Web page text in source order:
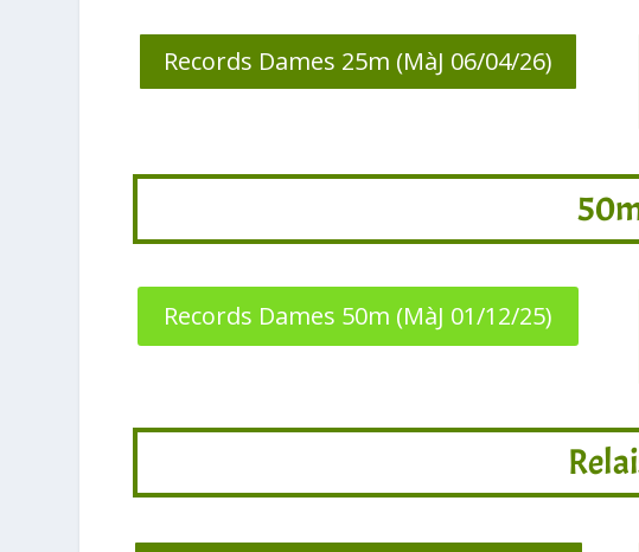
Records Dames 25m (MàJ 06/04/26)
Records Dames 50m (MàJ 01/12/25)